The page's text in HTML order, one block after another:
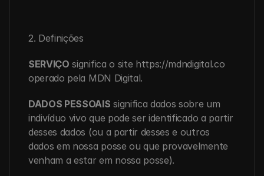
2. Definições
SERVIÇO significa o site https://mdndigital.co
operado pela MDN Digital.
DADOS PESSOAIS significa dados sobre um
indivíduo vivo que pode ser identificado a partir
desses dados (ou a partir desses e outros
dados em nossa posse ou que provavelmente
venham a estar em nossa posse).